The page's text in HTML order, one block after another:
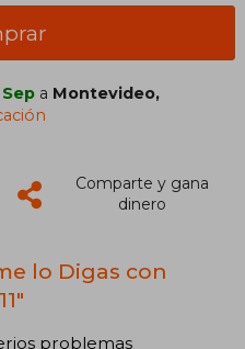
a Montevideo,
Comparte y gana
dinero
lo Digas con
problemas